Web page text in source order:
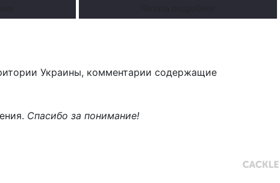
Украины, комментарии содержащие
Спасибо за понимание!